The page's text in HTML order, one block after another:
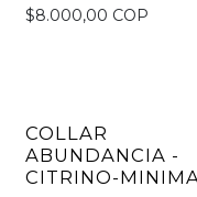
$8.000,00 COP
COLLAR
ABUNDANCIA -
CITRINO-